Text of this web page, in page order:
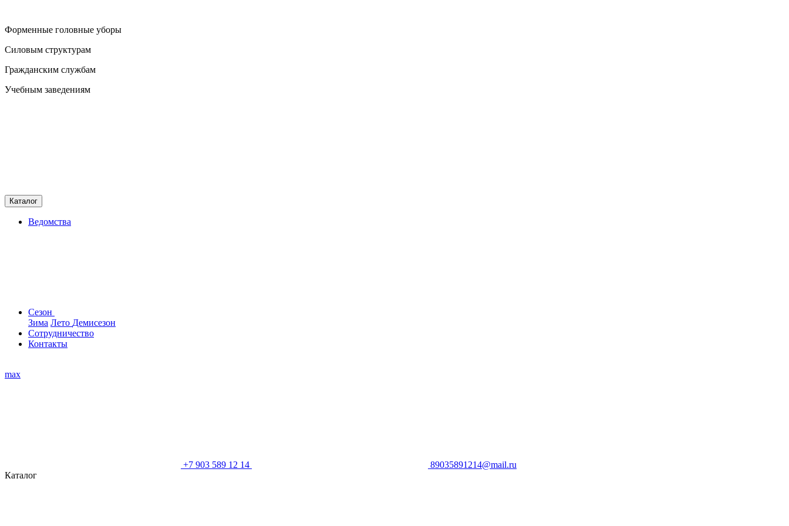
Форменные головные уборы
Силовым структурам
Гражданским службам
Учебным заведениям
Каталог
Ведомства
Сезон
Зима Лето Демисезон
Сотрудничество
Контакты
max
+7 903 589 12 14
89035891214@mail.ru
Каталог